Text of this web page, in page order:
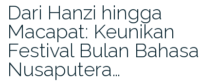
Dari Hanzi hingga
Macapat: Keunikan
Festival Bulan Bahasa
Nusaputera…